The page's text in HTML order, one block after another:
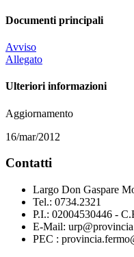
Documenti principali
Avviso
Allegato
Ulteriori informazioni
Aggiornamento
16/mar/2012
Contatti
Largo Don Gaspare
Tel.: 0734.2321
P.I.: 02004530446 -
E-Mail:
PEC :